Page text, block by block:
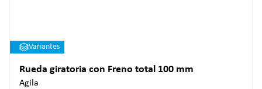
Variantes
Rueda giratoria con Freno total 100 mm
Agila